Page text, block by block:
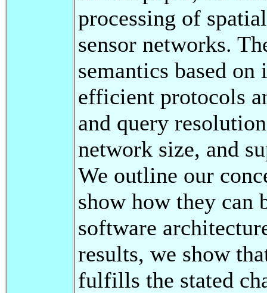
processing of
sensor networks.
semantics based
efficient protocols
and query
network size, and
We outline our
show how they can
software
results, we show
fulfills the stated